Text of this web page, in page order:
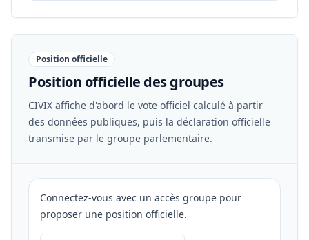
Position officielle
Position officielle des groupes
CIVIX affiche d'abord le vote officiel calculé à partir
des données publiques, puis la déclaration officielle
transmise par le groupe parlementaire.
Connectez-vous avec un accès groupe pour
proposer une position officielle.